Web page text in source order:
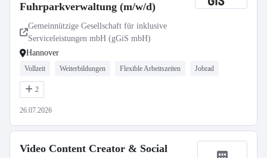
Fuhrparkverwaltung (m/w/d)
Gemeinnützige Gesellschaft für inklusive
Serviceleistungen mbH (gGiS mbH)
Hannover
Vollzeit Weiterbildungen Flexible Arbeitszeiten Jobrad
2
26.07.2026
Video Content Creator & Social